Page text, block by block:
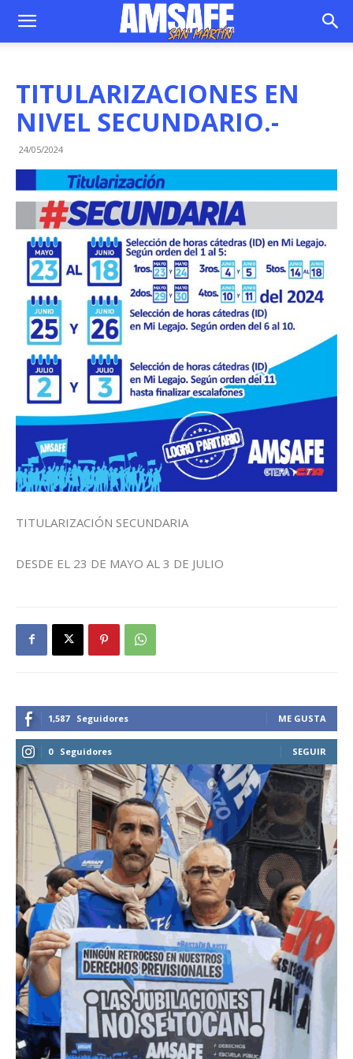
TITULARIZACIONES EN
NIVEL SECUNDARIO.-
24/05/2024
TITULARIZACIÓN SECUNDARIA
DESDE EL 23 DE MAYO AL 3 DE JULIO
1,587 Seguidores ME GUSTA
0 Seguidores SEGUIR